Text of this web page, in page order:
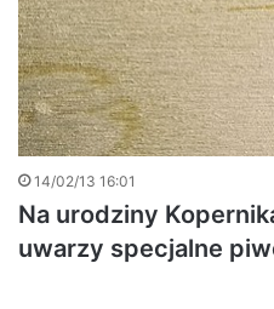
14/02/13 16:01
Na urodziny
uwarzy specjalne